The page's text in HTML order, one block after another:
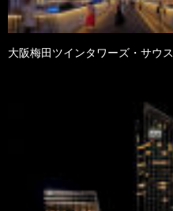
大阪梅田ツインタワーズ・サウス